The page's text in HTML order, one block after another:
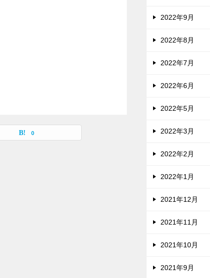
0
2022年9月
2022年8月
2022年7月
2022年6月
2022年5月
2022年3月
2022年2月
2022年1月
2021年12月
2021年11月
2021年10月
2021年9月